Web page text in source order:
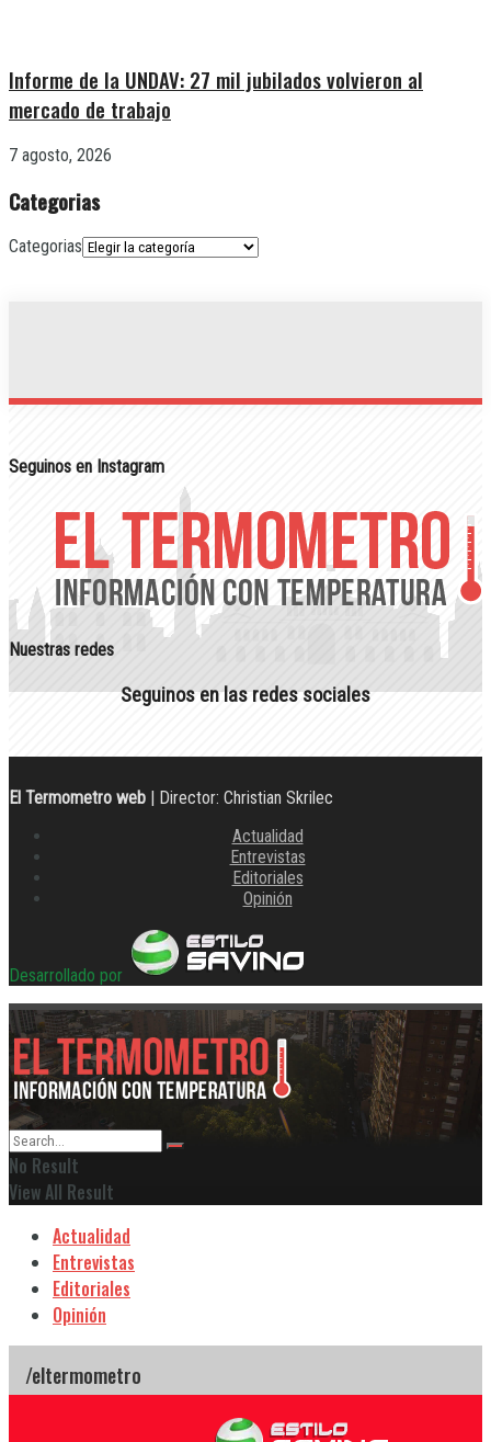
Informe de la UNDAV: 27 mil jubilados volvieron al
mercado de trabajo
7 agosto, 2026
Categorias
Categorias
Seguinos en Instagram
Nuestras redes
Seguinos en las redes sociales
El Termometro web | Director: Christian Skrilec
Actualidad
Entrevistas
Editoriales
Opinión
Desarrollado por
No Result
View All Result
Actualidad
Entrevistas
Editoriales
Opinión